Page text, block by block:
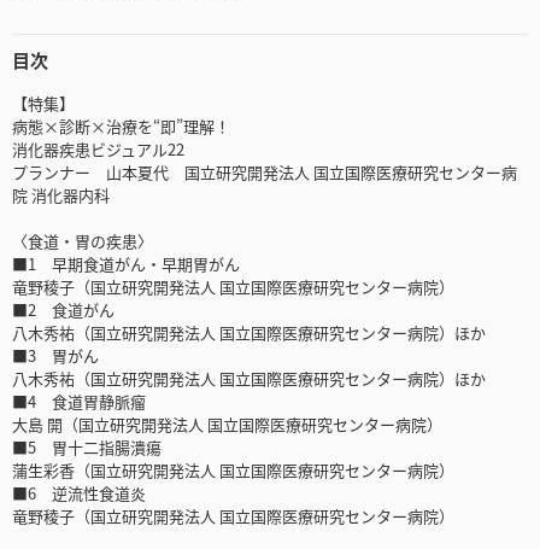
目次
【特集】
病態×診断×治療を“即”理解！
消化器疾患ビジュアル22
プランナー 山本夏代 国立研究開発法人 国立国際医療研究センター病
院 消化器内科
〈食道・胃の疾患〉
■1 早期食道がん・早期胃がん
竜野稜子（国立研究開発法人 国立国際医療研究センター病院）
■2 食道がん
八木秀祐（国立研究開発法人 国立国際医療研究センター病院）ほか
■3 胃がん
八木秀祐（国立研究開発法人 国立国際医療研究センター病院）ほか
■4 食道胃静脈瘤
大島 開（国立研究開発法人 国立国際医療研究センター病院）
■5 胃十二指腸潰瘍
蒲生彩香（国立研究開発法人 国立国際医療研究センター病院）
■6 逆流性食道炎
竜野稜子（国立研究開発法人 国立国際医療研究センター病院）